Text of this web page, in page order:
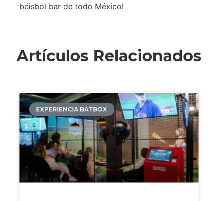
béisbol bar de todo México!
Artículos Relacionados
EXPERIENCIA BATBOX